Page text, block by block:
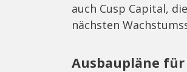
auch Cusp Capital,
nächsten
Ausbaupläne